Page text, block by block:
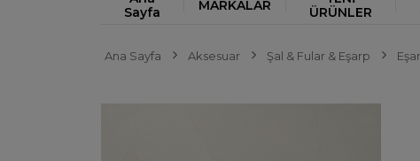
Sayfa
MARKALAR
ÜRÜNLER
Ana Sayfa Aksesuar Şal & Fular & Eşarp